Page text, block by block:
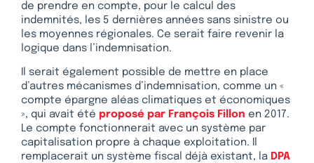
de prendre en compte, pour le calcul des
indemnités, les 5 dernières années sans sinistre ou
les moyennes régionales. Ce serait faire revenir la
logique dans l’indemnisation.
Il serait également possible de mettre en place
d’autres mécanismes d’indemnisation, comme un «
compte épargne aléas climatiques et économiques
», qui avait été proposé par François Fillon en 2017.
Le compte fonctionnerait avec un système par
capitalisation propre à chaque exploitation. Il
remplacerait un système fiscal déjà existant, la DPA